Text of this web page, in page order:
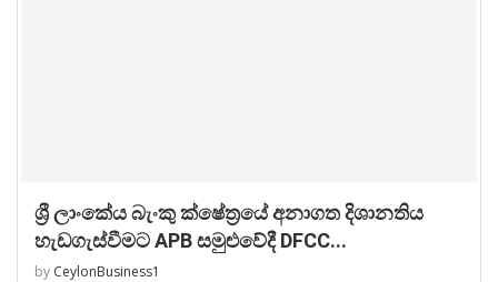
ශ්‍රී ලාංකේය බැංකු ක්ෂේත්‍රයේ අනාගත දිශානතිය
හැඩගැස්වීමට APB සමුළුවේදී DFCC...
by CeylonBusiness1